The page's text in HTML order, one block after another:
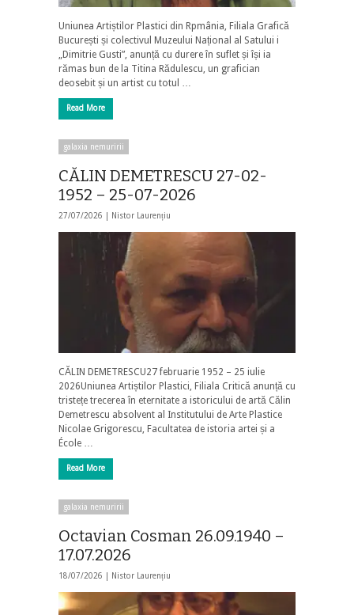
Uniunea Artiștilor Plastici din Rpmânia, Filiala Grafică
București și colectivul Muzeului Național al Satului i
„Dimitrie Gusti”, anunță cu durere în suflet și își ia
rămas bun de la Titina Rădulescu, un grafician
deosebit și un artist cu totul …
Read More
galaxia nemuririi
CĂLIN DEMETRESCU 27-02-
1952 – 25-07-2026
27/07/2026 | Nistor Laurențiu
CĂLIN DEMETRESCU27 februarie 1952 – 25 iulie
2026Uniunea Artiștilor Plastici, Filiala Critică anunță cu
tristețe trecerea în eternitate a istoricului de artă Călin
Demetrescu absolvent al Institutului de Arte Plastice
Nicolae Grigorescu, Facultatea de istoria artei și a
École …
Read More
galaxia nemuririi
Octavian Cosman 26.09.1940 –
17.07.2026
18/07/2026 | Nistor Laurențiu